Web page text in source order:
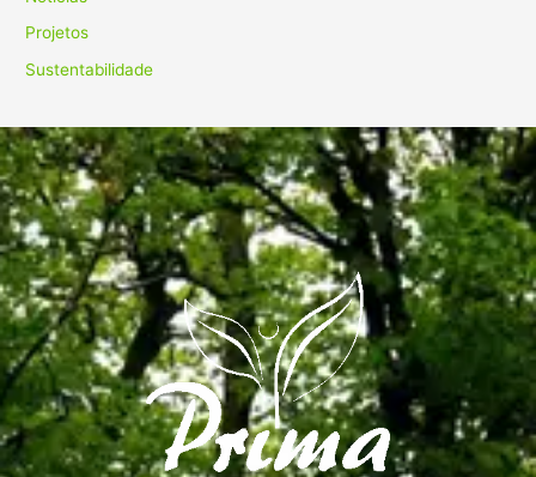
Projetos
Sustentabilidade